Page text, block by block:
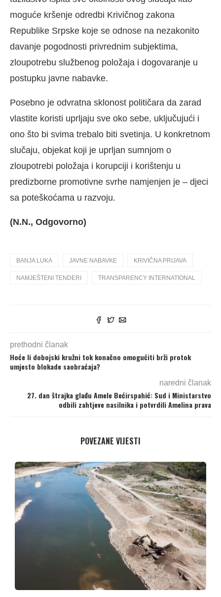
moguće kršenje odredbi Krivičnog zakona
Republike Srpske koje se odnose na nezakonito
davanje pogodnosti privrednim subjektima,
zloupotrebu službenog položaja i dogovaranje u
postupku javne nabavke.
Posebno je odvratna sklonost političara da zarad
vlastite koristi uprljaju sve oko sebe, uključujući i
ono što bi svima trebalo biti svetinja. U konkretnom
slučaju, objekat koji je uprljan sumnjom o
zloupotrebi položaja i korupciji i korištenju u
predizborne promotivne svrhe namjenjen je – djeci
sa poteškoćama u razvoju.
(N.N., Odgovorno)
BANJA LUKA JAVNE NABAVKE KRIVIČNA PRIJAVA
NAMJEŠTENI TENDERI TRANSPARENCY INTERNATIONAL
prethodni članak
Hoće li dobojski kružni tok konačno omogućiti brži protok
umjesto blokade saobraćaja?
naredni članak
27. dan štrajka glađu Amele Bećirspahić: Sud i Ministarstvo
odbili zahtjeve nasilnika i potvrdili Amelina prava
POVEZANE VIJESTI